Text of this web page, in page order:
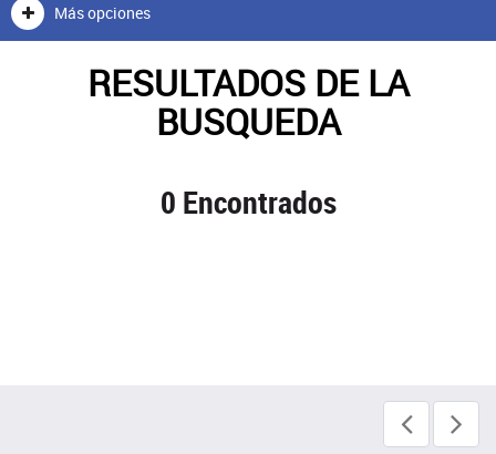
Más opciones
RESULTADOS DE LA
BUSQUEDA
0 Encontrados